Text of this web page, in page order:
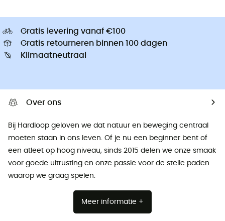
Gratis levering vanaf €100
Gratis retourneren binnen 100 dagen
Klimaatneutraal
Over ons
Bij Hardloop geloven we dat natuur en beweging centraal
moeten staan ​​in ons leven. Of je nu een beginner bent of
een atleet op hoog niveau, sinds 2015 delen we onze smaak
voor goede uitrusting en onze passie voor de steile paden
waarop we graag spelen.
Meer informatie +